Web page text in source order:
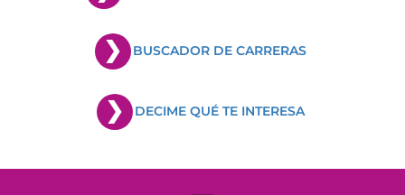
BUSCADOR DE CARRERAS
DECIME QUÉ TE INTERESA